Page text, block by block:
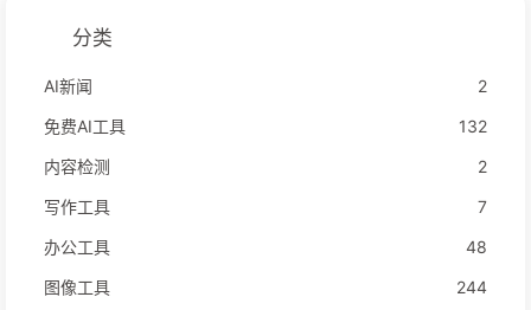
分类
AI新闻
2
免费AI工具
132
内容检测
2
写作工具
7
办公工具
48
图像工具
244